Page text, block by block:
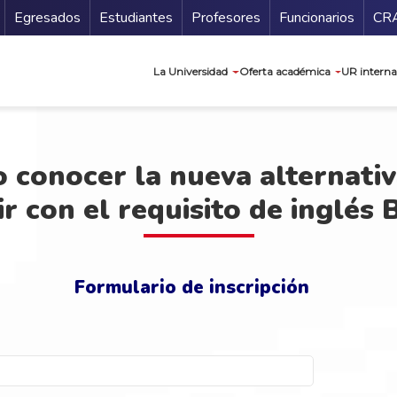
Secundario
Egresados Estudiantes Profesores Funcionarios
La Universidad Oferta académica UR
conocer la nueva
con el requisito de inglés
Formulario de inscripción